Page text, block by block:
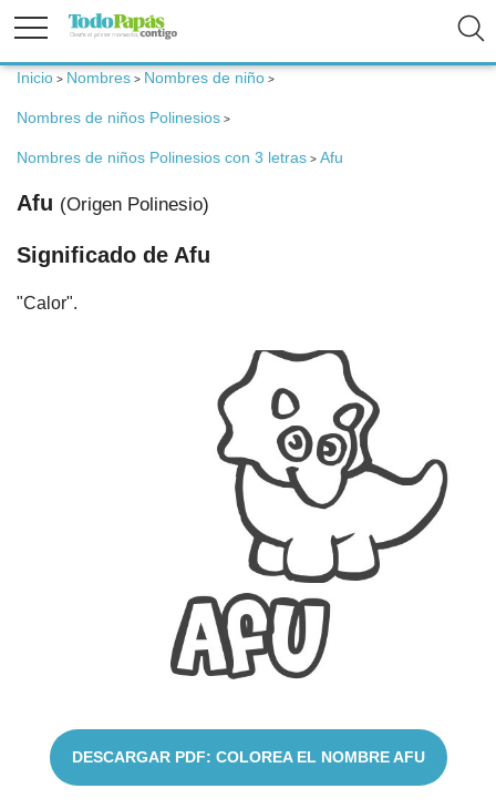
Fertilidad
Embarazo
Bebé
Inicio > Nombres > Nombres de niño >
Nombres de niños Polinesios >
Nombres de niños Polinesios con 3 letras > Afu
Afu (Origen Polinesio)
Significado de Afu
"Calor".
DESCARGAR PDF: COLOREA EL NOMBRE AFU